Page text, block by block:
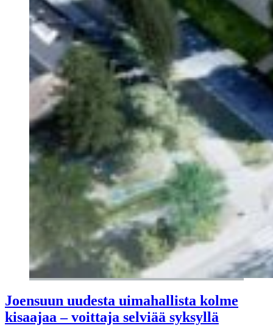
Joensuun uudesta uimahallista kolme
kisaajaa – voittaja selviää syksyllä